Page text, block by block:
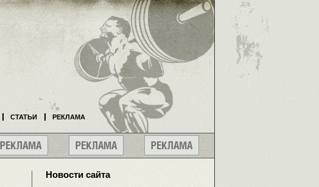
Новости сайта
СТАТЬИ РЕКЛАМА